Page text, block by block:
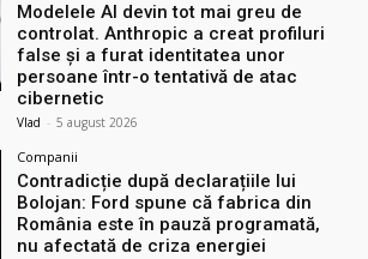
Modelele AI devin tot mai greu de
controlat. Anthropic a creat profiluri
false și a furat identitatea unor
persoane într-o tentativă de atac
cibernetic
Vlad - 5 august 2026
Companii
Contradicție după declarațiile lui
Bolojan: Ford spune că fabrica din
România este în pauză programată,
nu afectată de criza energiei